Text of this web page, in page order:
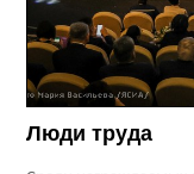
Люди труда